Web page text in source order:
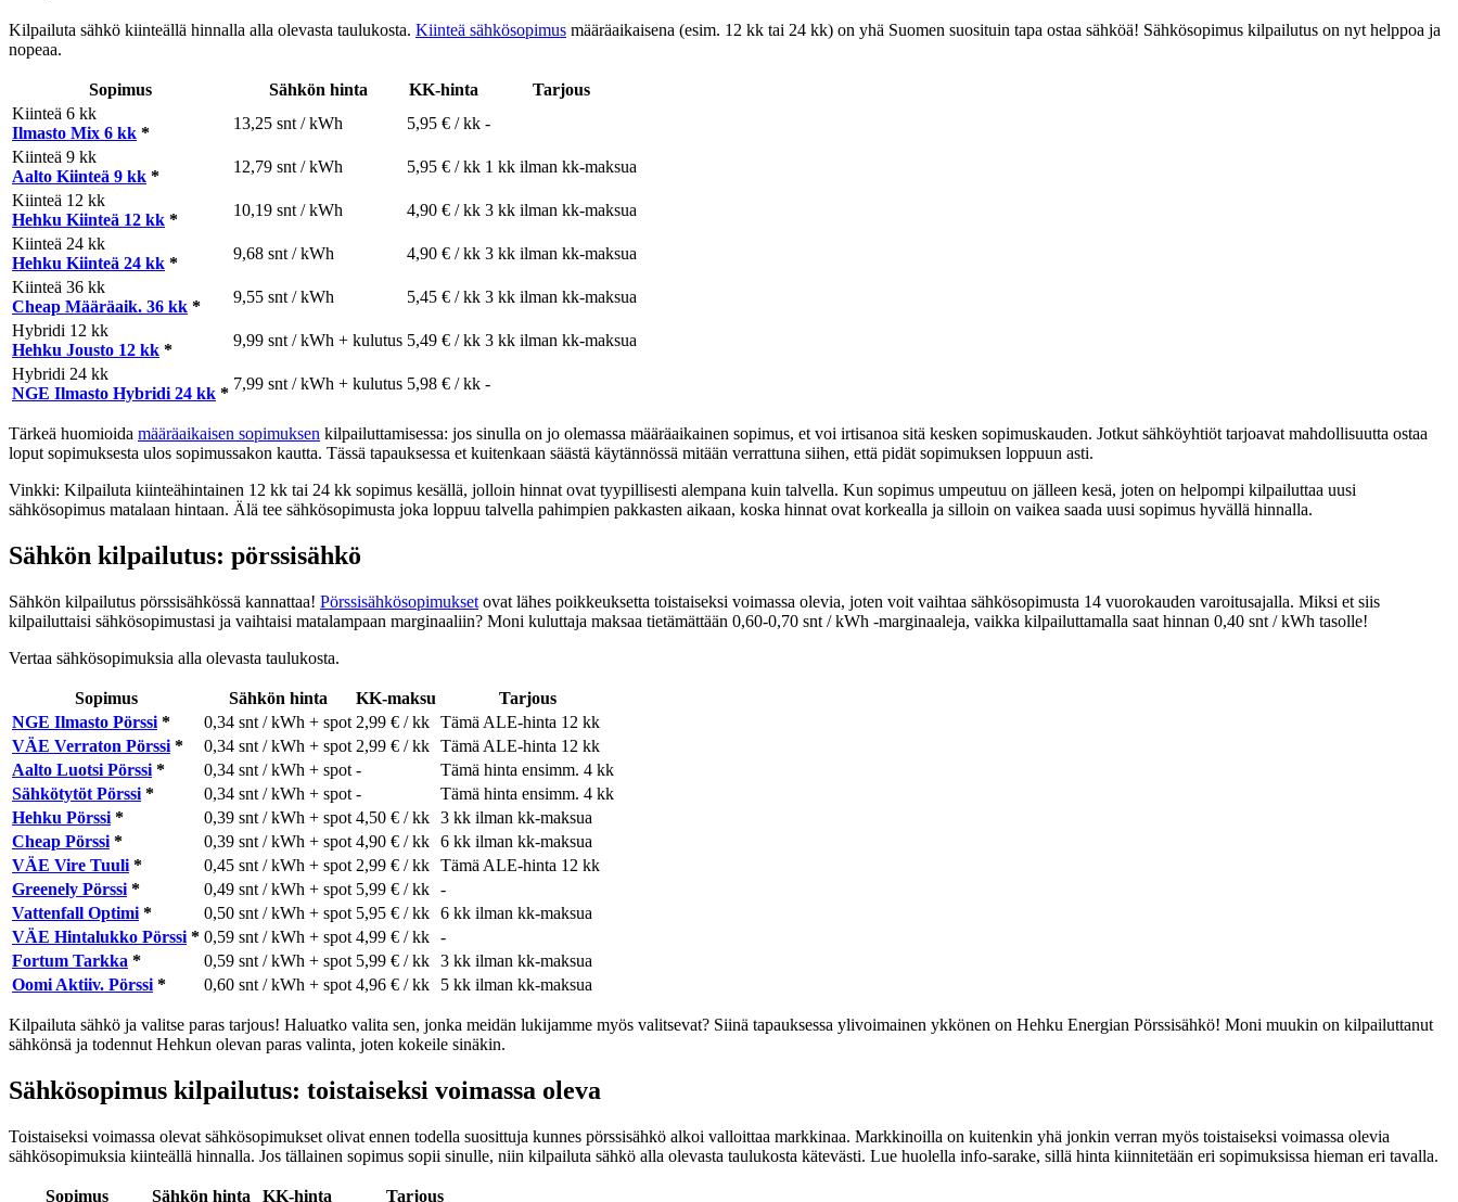
Kilpailuta sähkö kiinteällä hinnalla alla olevasta taulukosta. Kiinteä sähkösopimus määräaikaisena (esim. 12 kk tai 24 kk) on yhä Suomen suosituin tapa ostaa sähköä! Sähkösopimus kilpailutus on nyt helppoa ja
nopeaa.
Sopimus Sähkön hinta KK-hinta
Tarjous
Kiinteä 6 kk
Ilmasto Mix 6 kk *
13,25 snt / kWh 5,95 € / kk -
Kiinteä 9 kk
Aalto Kiinteä 9 kk *
12,79 snt / kWh 5,95 € / kk 1 kk ilman kk-maksua
Kiinteä 12 kk
Hehku Kiinteä 12 kk *
10,19 snt / kWh 4,90 € / kk 3 kk ilman kk-maksua
Kiinteä 24 kk
Hehku Kiinteä 24 kk *
9,68 snt / kWh 4,90 € / kk 3 kk ilman kk-maksua
Kiinteä 36 kk
Cheap Määräaik. 36 kk *
9,55 snt / kWh 5,45 € / kk 3 kk ilman kk-maksua
Hybridi 12 kk
Hehku Jousto 12 kk *
9,99 snt / kWh + kulutus 5,49 € / kk 3 kk ilman kk-maksua
Hybridi 24 kk
NGE Ilmasto Hybridi 24 kk *
7,99 snt / kWh + kulutus 5,98 € / kk -
Tärkeä huomioida määräaikaisen sopimuksen kilpailuttamisessa: jos sinulla on jo olemassa määräaikainen sopimus, et voi irtisanoa sitä kesken sopimuskauden. Jotkut sähköyhtiöt tarjoavat mahdollisuutta ostaa
loput sopimuksesta ulos sopimussakon kautta. Tässä tapauksessa et kuitenkaan säästä käytännössä mitään verrattuna siihen, että pidät sopimuksen loppuun asti.
Vinkki: Kilpailuta kiinteähintainen 12 kk tai 24 kk sopimus kesällä, jolloin hinnat ovat tyypillisesti alempana kuin talvella. Kun sopimus umpeutuu on jälleen kesä, joten on helpompi kilpailuttaa uusi
sähkösopimus matalaan hintaan. Älä tee sähkösopimusta joka loppuu talvella pahimpien pakkasten aikaan, koska hinnat ovat korkealla ja silloin on vaikea saada uusi sopimus hyvällä hinnalla.
Sähkön kilpailutus: pörssisähkö
Sähkön kilpailutus pörssisähkössä kannattaa! Pörssisähkösopimukset ovat lähes poikkeuksetta toistaiseksi voimassa olevia, joten voit vaihtaa sähkösopimusta 14 vuorokauden varoitusajalla. Miksi et siis
kilpailuttaisi sähkösopimustasi ja vaihtaisi matalampaan marginaaliin? Moni kuluttaja maksaa tietämättään 0,60-0,70 snt / kWh -marginaaleja, vaikka kilpailuttamalla saat hinnan 0,40 snt / kWh tasolle!
Vertaa sähkösopimuksia alla olevasta taulukosta.
Sopimus Sähkön hinta KK-maksu
Tarjous
NGE Ilmasto Pörssi * 0,34 snt / kWh + spot 2,99 € / kk Tämä ALE-hinta 12 kk
VÄE Verraton Pörssi * 0,34 snt / kWh + spot 2,99 € / kk Tämä ALE-hinta 12 kk
Aalto Luotsi Pörssi * 0,34 snt / kWh + spot -
Tämä hinta ensimm. 4 kk
Sähkötytöt Pörssi * 0,34 snt / kWh + spot -
Tämä hinta ensimm. 4 kk
Hehku Pörssi * 0,39 snt / kWh + spot 4,50 € / kk 3 kk ilman kk-maksua
Cheap Pörssi * 0,39 snt / kWh + spot 4,90 € / kk 6 kk ilman kk-maksua
VÄE Vire Tuuli * 0,45 snt / kWh + spot 2,99 € / kk Tämä ALE-hinta 12 kk
Greenely Pörssi * 0,49 snt / kWh + spot 5,99 € / kk -
Vattenfall Optimi * 0,50 snt / kWh + spot 5,95 € / kk 6 kk ilman kk-maksua
VÄE Hintalukko Pörssi * 0,59 snt / kWh + spot 4,99 € / kk -
Fortum Tarkka * 0,59 snt / kWh + spot 5,99 € / kk 3 kk ilman kk-maksua
Oomi Aktiiv. Pörssi * 0,60 snt / kWh + spot 4,96 € / kk 5 kk ilman kk-maksua
Kilpailuta sähkö ja valitse paras tarjous! Haluatko valita sen, jonka meidän lukijamme myös valitsevat? Siinä tapauksessa ylivoimainen ykkönen on Hehku Energian Pörssisähkö! Moni muukin on kilpailuttanut
sähkönsä ja todennut Hehkun olevan paras valinta, joten kokeile sinäkin.
Sähkösopimus kilpailutus: toistaiseksi voimassa oleva
Toistaiseksi voimassa olevat sähkösopimukset olivat ennen todella suosittuja kunnes pörssisähkö alkoi valloittaa markkinaa. Markkinoilla on kuitenkin yhä jonkin verran myös toistaiseksi voimassa olevia
sähkösopimuksia kiinteällä hinnalla. Jos tällainen sopimus sopii sinulle, niin kilpailuta sähkö alla olevasta taulukosta kätevästi. Lue huolella info-sarake, sillä hinta kiinnitetään eri sopimuksissa hieman eri tavalla.
Sopimus Sähkön hinta KK-hinta Tarjous